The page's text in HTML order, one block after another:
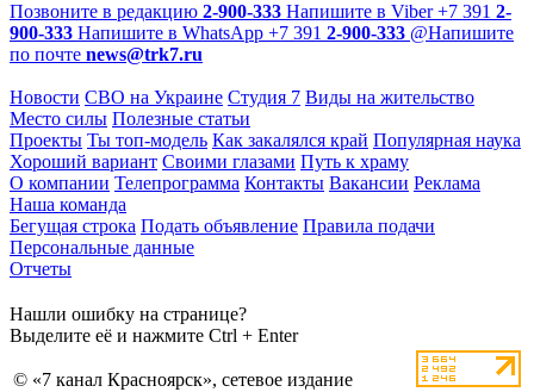
Позвоните в редакцию 2-900-333 Напишите в Viber +7 391 2-
900-333 Напишите в WhatsApp +7 391 2-900-333 @Напишите
по почте news@trk7.ru
Новости СВО на Украине Студия 7 Виды на жительство
Место силы Полезные статьи
Проекты Ты топ-модель Как закалялся край Популярная наука
Хороший вариант Своими глазами Путь к храму
О компании Телепрограмма Контакты Вакансии Реклама
Наша команда
Бегущая строка Подать объявление Правила подачи
Персональные данные
Отчеты
Нашли ошибку на странице?
Выделите её и нажмите Ctrl + Enter
© «7 канал Красноярск», сетевое издание